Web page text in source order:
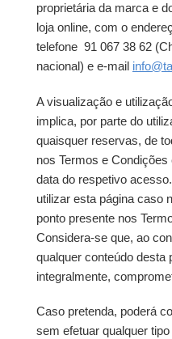
proprietária da marca e
loja online, com o
telefone 91 067 38 62
nacional) e e-mail
A visualização e
implica, por parte do
quaisquer reservas, de
nos Termos e
data do respetivo
utilizar esta página caso
ponto presente nos
Considera-se que, ao
qualquer conteúdo desta
integralmente,
Caso pretenda, poderá
sem efetuar qualquer